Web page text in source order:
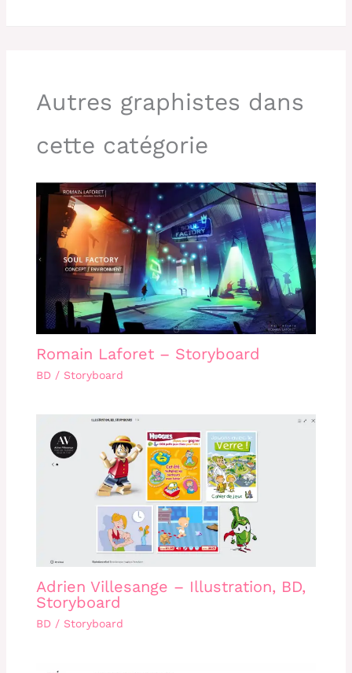
Autres graphistes dans
cette catégorie
Romain Laforet – Storyboard
BD / Storyboard
Adrien Villesange – Illustration, BD,
Storyboard
BD / Storyboard